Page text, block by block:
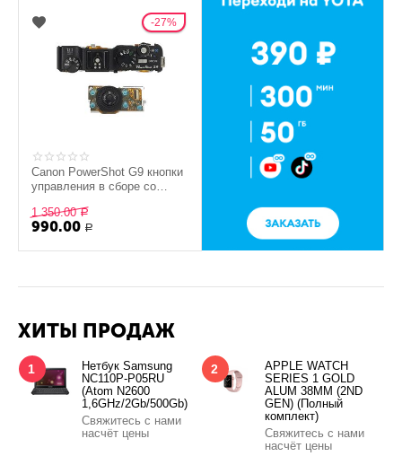
27%
Canon PowerShot G9 кнопки
управления в сборе со
оригинал)
1 350.00 Р
990.00 Р
ХИТЫ ПРОДАЖ
1
Нетбук Samsung
NC110P-P05RU
(Atom N2600
1,6GHz/2Gb/500Gb)
Свяжитесь с нами
насчёт цены
2
APPLE WATCH
SERIES 1 GOLD
ALUM 38MM (2ND
GEN) (Полный
комплект)
Свяжитесь с нами
насчёт цены